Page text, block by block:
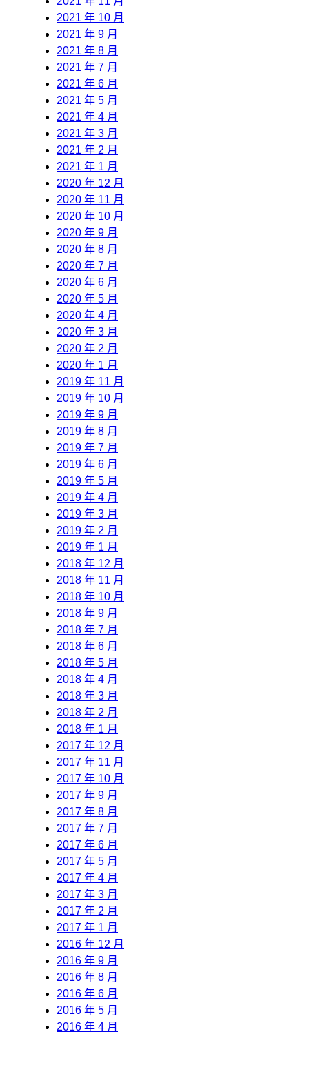
2021 年 10 月
2021 年 9 月
2021 年 8 月
2021 年 7 月
2021 年 6 月
2021 年 5 月
2021 年 4 月
2021 年 3 月
2021 年 2 月
2021 年 1 月
2020 年 12 月
2020 年 11 月
2020 年 10 月
2020 年 9 月
2020 年 8 月
2020 年 7 月
2020 年 6 月
2020 年 5 月
2020 年 4 月
2020 年 3 月
2020 年 2 月
2020 年 1 月
2019 年 11 月
2019 年 10 月
2019 年 9 月
2019 年 8 月
2019 年 7 月
2019 年 6 月
2019 年 5 月
2019 年 4 月
2019 年 3 月
2019 年 2 月
2019 年 1 月
2018 年 12 月
2018 年 11 月
2018 年 10 月
2018 年 9 月
2018 年 7 月
2018 年 6 月
2018 年 5 月
2018 年 4 月
2018 年 3 月
2018 年 2 月
2018 年 1 月
2017 年 12 月
2017 年 11 月
2017 年 10 月
2017 年 9 月
2017 年 8 月
2017 年 7 月
2017 年 6 月
2017 年 5 月
2017 年 4 月
2017 年 3 月
2017 年 2 月
2017 年 1 月
2016 年 12 月
2016 年 9 月
2016 年 8 月
2016 年 6 月
2016 年 5 月
2016 年 4 月